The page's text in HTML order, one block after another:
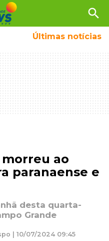
search
Últimas notícias
ao
paranaense e
desta quarta-
Grande
| 10/07/2024 09:45